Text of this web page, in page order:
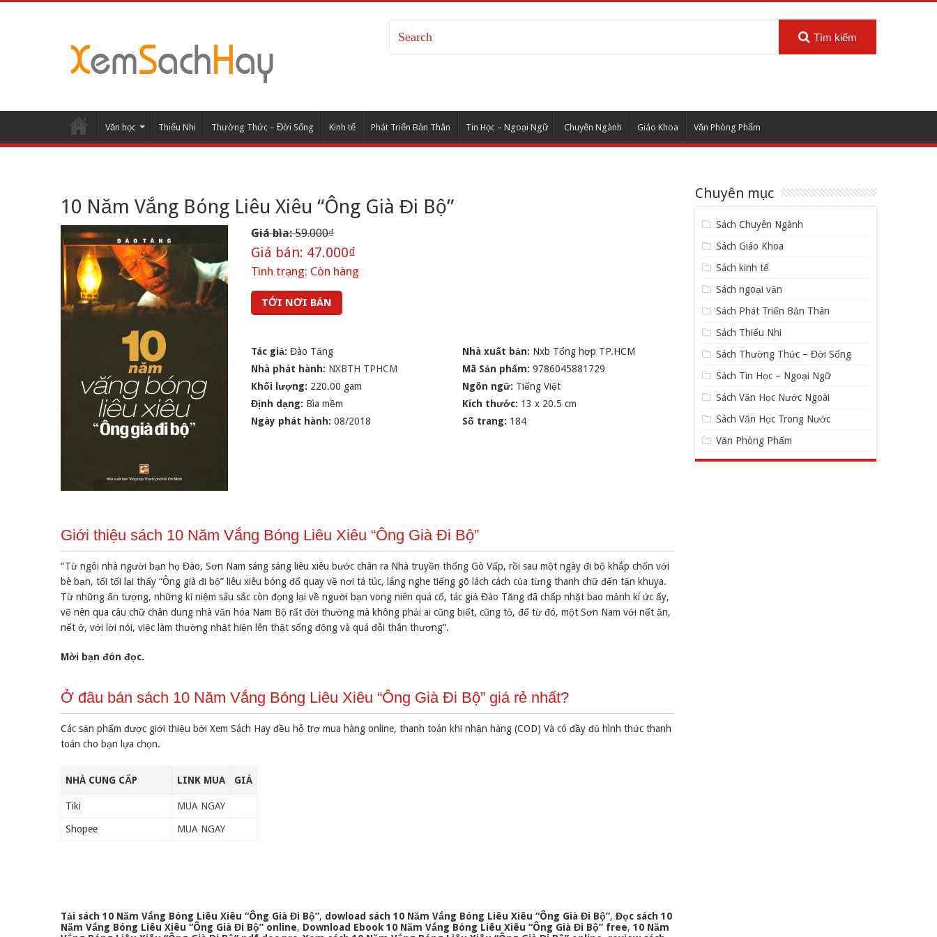
Tìm kiếm
Văn học Thiếu Nhi Thường Thức – Đời Sống Kinh tế Phát Triển Bản Thân Tin Học – Ngoại Ngữ Chuyên Ngành Giáo Khoa Văn Phòng Phẩm
10 Năm Vắng Bóng Liêu Xiêu “Ông Già Đi Bộ”
Giá bìa:59.000₫
Giá bán: 47.000₫
Tình trạng: Còn hàng
TỚI NƠI BÁN
Tác giả: Đào Tăng Nhà xuất bản: Nxb Tổng hợp TP.HCM
Nhà phát hành: NXBTH TPHCM Mã Sản phẩm:9786045881729
Khối lượng: 220.00 gam Ngôn ngữ: Tiếng Việt
Định dạng: Bìa mềm Kích thước: 13 x 20.5 cm
Ngày phát hành: 08/2018 Số trang: 184
Giới thiệu sách 10 Năm Vắng Bóng Liêu Xiêu “Ông Già Đi Bộ”
“Từ ngôi nhà người bạn họ Đào, Sơn Nam sáng sáng liêu xiêu bước chân ra Nhà truyền thống Gò Vấp, rồi sau một ngày đi bộ khắp chốn với
bè bạn, tối tối lại thấy “Ông già đi bộ” liêu xiêu bóng đổ quay về nơi tá túc, lắng nghe tiếng gõ lách cách của từng thanh chữ đến tận khuya.
Từ những ấn tượng, những kỉ niệm sâu sắc còn đọng lại về người bạn vong niên quá cố, tác giả Đào Tăng đã chấp nhặt bao mảnh kí ức ấy,
vẽ nên qua câu chữ chân dung nhà văn hóa Nam Bộ rất đời thường mà không phải ai cũng biết, cũng tỏ, để từ đó, một Sơn Nam với nết ăn,
nết ở, với lời nói, việc làm thường nhật hiện lên thật sống động và quá đỗi thân thương”.
Mời bạn đón đọc.
Ở đâu bán sách 10 Năm Vắng Bóng Liêu Xiêu “Ông Già Đi Bộ” giá rẻ nhất?
Các sản phẩm được giới thiệu bởi Xem Sách Hay đều hỗ trợ mua hàng online, thanh toán khi nhận hàng (COD) Và có đầy đủ hình thức thanh
toán cho bạn lựa chọn.
NHÀ CUNG CẤP LINK MUA GIÁ
Tiki MUA NGAY
Shopee MUA NGAY
Tải sách 10 Năm Vắng Bóng Liêu Xiêu “Ông Già Đi Bộ”, dowload sách 10 Năm Vắng Bóng Liêu Xiêu “Ông Già Đi Bộ”, Đọc sách 10
Năm Vắng Bóng Liêu Xiêu “Ông Già Đi Bộ” online, Download Ebook 10 Năm Vắng Bóng Liêu Xiêu “Ông Già Đi Bộ” free, 10 Năm
Chuyên mục
Sách Chuyên Ngành
Sách Giáo Khoa
Sách kinh tế
Sách ngoại văn
Sách Phát Triển Bản Thân
Sách Thiếu Nhi
Sách Thường Thức – Đời Sống
Sách Tin Học – Ngoại Ngữ
Sách Văn Học Nước Ngoài
Sách Văn Học Trong Nước
Văn Phòng Phẩm